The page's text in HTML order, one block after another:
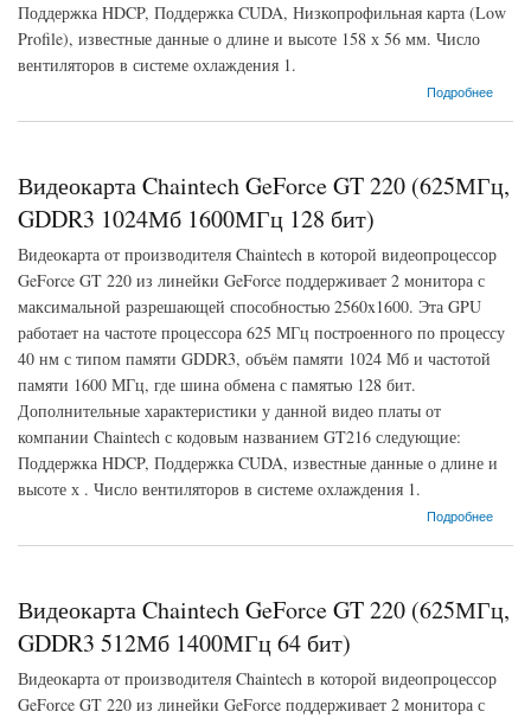
Поддержка HDCP, Поддержка CUDA, Низкопрофильная карта (Low
Profile), известные данные о длине и высоте 158 х 56 мм. Число
вентиляторов в системе охлаждения 1.
Подробнее
о Видеокарта Club-3D GeForce GT 220 (625МГц, GDDR2 1024Мб 667МГц 128 бит)
Видеокарта Chaintech GeForce GT 220 (625МГц,
GDDR3 1024Мб 1600МГц 128 бит)
Видеокарта от производителя Chaintech в которой видеопроцессор
GeForce GT 220 из линейки GeForce поддерживает 2 монитора с
максимальной разрешающей способностью 2560x1600. Эта GPU
работает на частоте процессора 625 МГц построенного по процессу
40 нм с типом памяти GDDR3, объём памяти 1024 Мб и частотой
памяти 1600 МГц, где шина обмена с памятью 128 бит.
Дополнительные характеристики у данной видео платы от
компании Chaintech с кодовым названием GT216 следующие:
Поддержка HDCP, Поддержка CUDA, известные данные о длине и
высоте х . Число вентиляторов в системе охлаждения 1.
Подробнее
о Видеокарта Chaintech GeForce GT 220 (625МГц, GDDR3 1024Мб 1600МГц 128 бит)
Видеокарта Chaintech GeForce GT 220 (625МГц,
GDDR3 512Мб 1400МГц 64 бит)
Видеокарта от производителя Chaintech в которой видеопроцессор
GeForce GT 220 из линейки GeForce поддерживает 2 монитора с